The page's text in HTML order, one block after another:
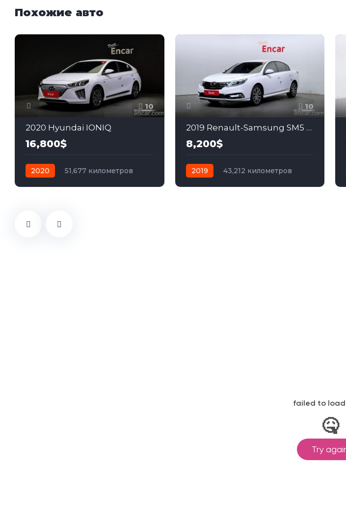
Похожие авто
10
2020 Hyundai IONIQ
16,800$
2020
51,677 километров
10
2019 Renault-Samsung SM5 2.0
8,200$
2019
43,212 километров